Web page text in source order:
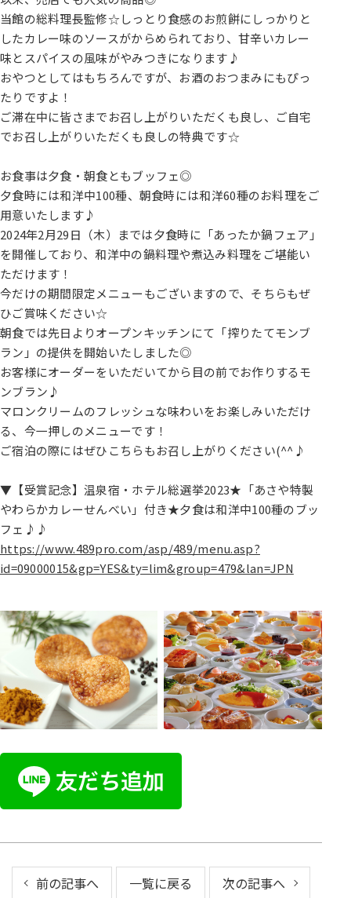
当館の総料理長監修☆しっとり食感のお煎餅にしっかりと
したカレー味のソースがからめられており、甘辛いカレー
味とスパイスの風味がやみつきになります♪
おやつとしてはもちろんですが、お酒のおつまみにもぴっ
たりですよ！
ご滞在中に皆さまでお召し上がりいただくも良し、ご自宅
でお召し上がりいただくも良しの特典です☆
お食事は夕食・朝食ともブッフェ◎
夕食時には和洋中100種、朝食時には和洋60種のお料理をご
用意いたします♪
2024年2月29日（木）までは夕食時に「あったか鍋フェア」
を開催しており、和洋中の鍋料理や煮込み料理をご堪能い
ただけます！
今だけの期間限定メニューもございますので、そちらもぜ
ひご賞味ください☆
朝食では先日よりオープンキッチンにて「搾りたてモンブ
ラン」の提供を開始いたしました◎
お客様にオーダーをいただいてから目の前でお作りするモ
ンブラン♪
マロンクリームのフレッシュな味わいをお楽しみいただけ
る、今一押しのメニューです！
ご宿泊の際にはぜひこちらもお召し上がりください(^^♪
▼【受賞記念】温泉宿・ホテル総選挙2023★「あさや特製
やわらかカレーせんべい」付き★夕食は和洋中100種のブッ
フェ♪♪
https://www.489pro.com/asp/489/menu.asp?
id=09000015&gp=YES&ty=lim&group=479&lan=JPN
前の記事へ 一覧に戻る 次の記事へ